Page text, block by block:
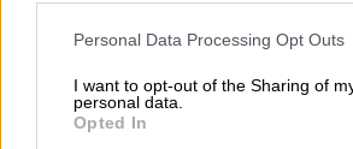
Please note that this website/app uses
not limited to your visit or usage
grant or deny consent to Google and its
use your data for below specified
Personal Data Processing Opt Outs
I want to opt-out of the Sharing of
personal data.
Opted In
γυναίκα. Δεν είχε αρχικά τις
όμως όταν την πήραν είχε
Όταν ρωτήθηκε γιατί